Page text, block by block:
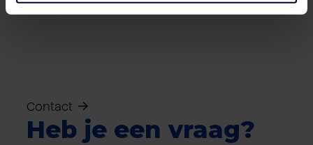
Contact
Heb je een vraag?